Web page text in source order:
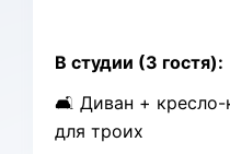
В студии (3 гостя):
🛋 Диван + кресло-
для троих